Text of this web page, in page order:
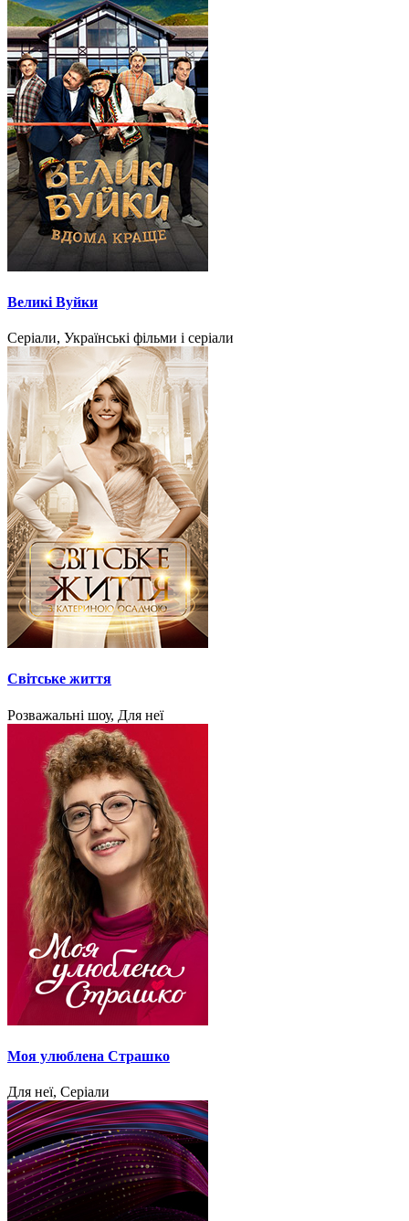
Великі Вуйки
Серіали, Українські фільми і серіали
Світське життя
Розважальні шоу, Для неї
Моя улюблена Страшко
Для неї, Серіали